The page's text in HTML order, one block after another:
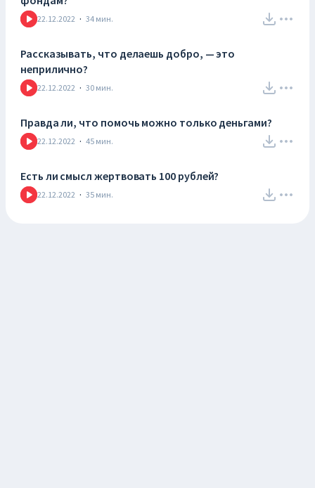
22.12.2022 · 34 мин.
Рассказывать, что делаешь добро, — это
неприлично?
22.12.2022 · 30 мин.
Правда ли, что помочь можно только деньгами?
22.12.2022 · 45 мин.
Есть ли смысл жертвовать 100 рублей?
22.12.2022 · 35 мин.